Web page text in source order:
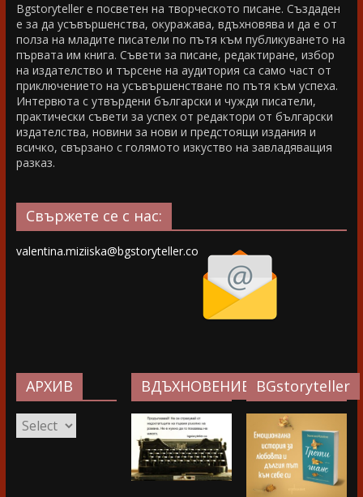
Bgstoryteller е посветен на творческото писане. Създаден
е за да усъвършенства, окуражава, вдъхновява и да е от
полза на младите писатели по пътя към публикуването на
първата им книга. Съвети за писане, редактиране, избор
на издателство и търсене на аудитория са само част от
приключението на усъвършенстване по пътя към успеха.
Интервюта с утвърдени български и чужди писатели,
практически съвети за успех от редактори от български
издателства, новини за нови и предстоящи издания и
всичко, свързано с голямото изкуство на завладяващия
разказ.
Свържете се с нас:
valentina.miziiska@bgstoryteller.co
АРХИВ
АРХИВ
ВДЪХНОВЕНИЕ…BGstoryteller